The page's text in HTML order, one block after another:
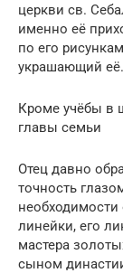
церкви св.
именно её
по его
украшающий её.
Кроме учёбы в
главы семьи
Отец давно
точность
необходимости
линейки, его
мастера
сыном